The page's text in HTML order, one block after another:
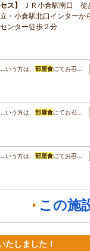
ス
ＪＲ小倉駅南口 徒
・小倉駅北口インターか
ンター徒歩２分
…いう方は、 部屋食にてお召…
…いう方は、 部屋食にてお召…
…いう方は、 部屋食にてお召…
この施
しました！